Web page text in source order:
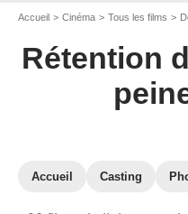
Accueil Cinéma Tous les films
Rétention
Accueil Casting